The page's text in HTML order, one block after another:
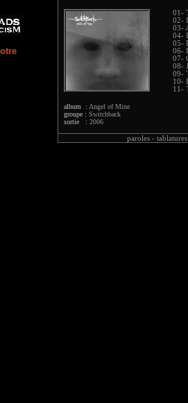
album : Angel of Mine
groupe : Switchback
sortie : 2006
01-
02-
03-
04-
05-
06-
07-
08-
09-
10-
11-
paroles -